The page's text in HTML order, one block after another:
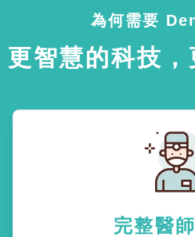
為何需要
更智慧的科技
完整醫